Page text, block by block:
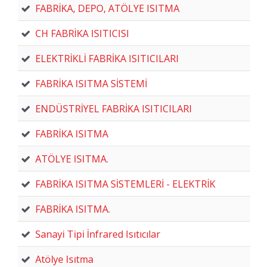
FABRİKA, DEPO, ATÖLYE ISITMA
CH FABRİKA ISITICISI
ELEKTRİKLİ FABRİKA ISITICILARI
FABRİKA ISITMA SİSTEMİ
ENDÜSTRİYEL FABRİKA ISITICILARI
FABRİKA ISITMA
ATÖLYE ISITMA.
FABRİKA ISITMA SİSTEMLERİ - ELEKTRİK
FABRİKA ISITMA.
Sanayi Tipi İnfrared Isıtıcılar
Atölye Isıtma